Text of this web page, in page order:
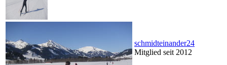
schmidteinander24
Mitglied seit 2012